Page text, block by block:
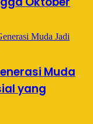
Muda
yang